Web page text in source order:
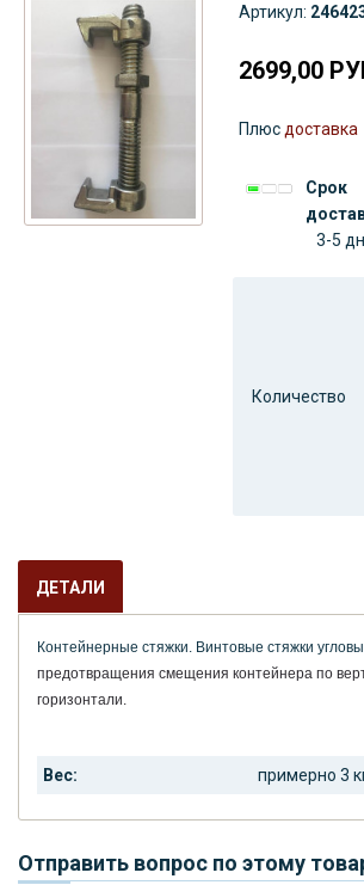
Артикул:
2699,00
Плюс доставка
Срок
3-5
Количество
ДЕТАЛИ
Контейнерные стяжки. Винтовые стяжки
предотвращения смещения контейнера по
горизонтали.
Вес: примерно 3
Отправить вопрос по этому